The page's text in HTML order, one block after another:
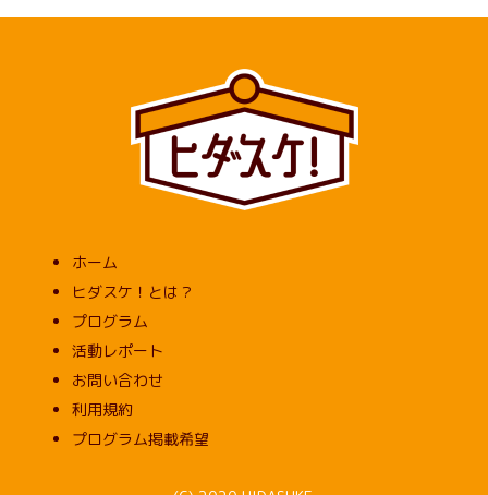
ブ
ホーム
ヒダスケ！とは？
プログラム
活動レポート
お問い合わせ
利用規約
プログラム掲載希望